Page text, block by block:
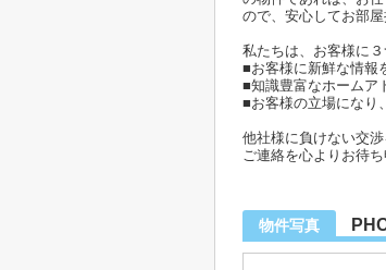
ので、安心してお部屋
私たちは、お客様に
■お客様に新鮮な情報
■知識豊富なホームア
■お客様の立場になり
他社様に負けない交
ご連絡を心よりお待ち
物件写真